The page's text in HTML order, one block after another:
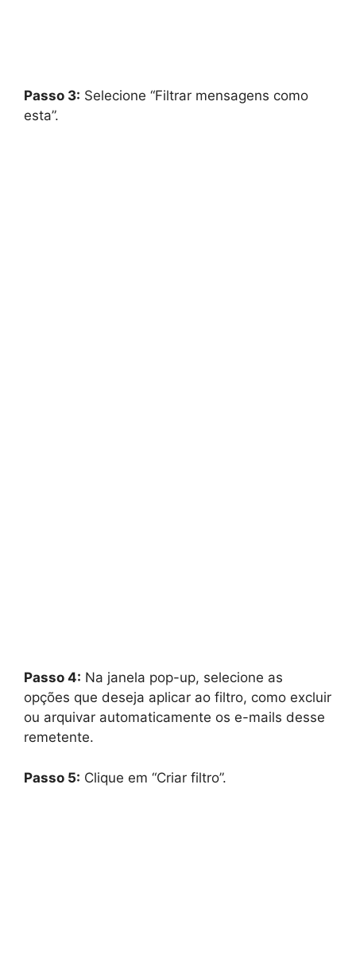
Passo 3: Selecione “Filtrar mensagens como
esta”.
Passo 4: Na janela pop-up, selecione as
opções que deseja aplicar ao filtro, como excluir
ou arquivar automaticamente os e-mails desse
remetente.
Passo 5: Clique em “Criar filtro”.